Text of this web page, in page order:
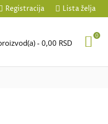
Registracija Lista želja
- 0,00 RSD
0